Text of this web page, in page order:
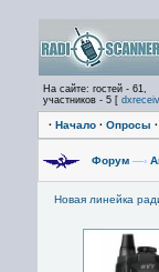
На сайте: гостей - 61,
участников - 5 [
· Начало · Опросы ·
Форум —›
Новая линейка